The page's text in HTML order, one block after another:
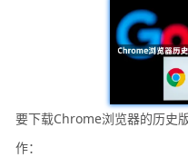
要下载Chrome浏览器的历史
作：